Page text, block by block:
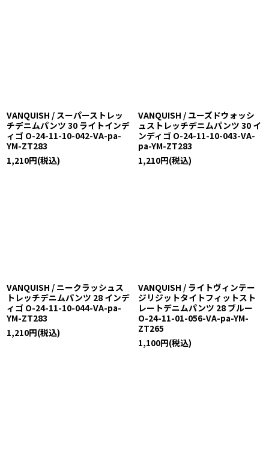
VANQUISH / スーパーストレッ
チデニムパンツ 30 ライトインデ
ィゴ O-24-11-10-042-VA-pa-
YM-ZT283
1,210円(税込)
VANQUISH / ユーズドウォッシ
ュストレッチデニムパンツ 30 イ
ンディゴ O-24-11-10-043-VA-
pa-YM-ZT283
1,210円(税込)
VANQUISH / ニークラッシュス
トレッチデニムパンツ 28 インデ
ィゴ O-24-11-10-044-VA-pa-
YM-ZT283
1,210円(税込)
VANQUISH / ライトヴィンテー
ジリジットタイトフィットスト
レートデニムパンツ 28 ブルー
O-24-11-01-056-VA-pa-YM-
ZT265
1,100円(税込)